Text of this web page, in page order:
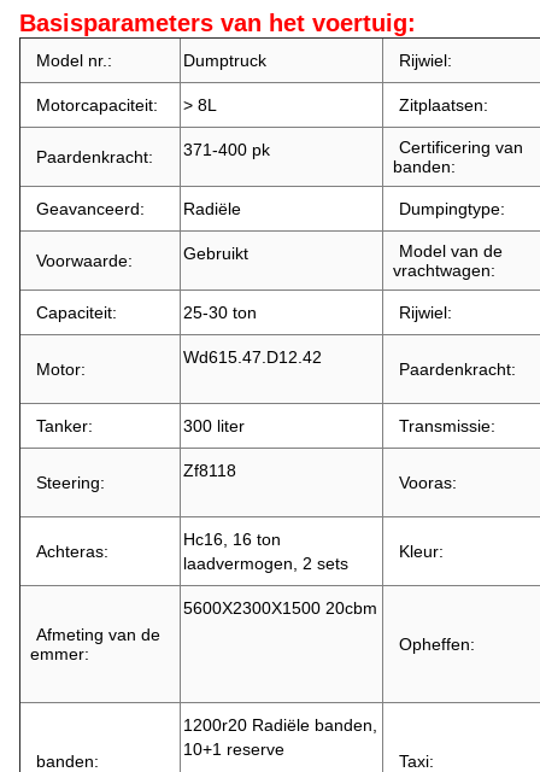
Basisparameters van het voertuig:
Model nr.: Dumptruck Rijwiel:
Motorcapaciteit: > 8L Zitplaatsen:
Paardenkracht: 371-400 pk
Certificering van
banden:
Geavanceerd: Radiële Dumpingtype:
Voorwaarde: Gebruikt
Model van de
vrachtwagen:
Capaciteit: 25-30 ton Rijwiel:
Motor:
Wd615.47.D12.42
Paardenkracht:
Tanker: 300 liter Transmissie:
Steering:
Zf8118
Vooras:
Achteras:
Hc16, 16 ton
laadvermogen, 2 sets
Kleur:
Afmeting van de
emmer:
5600X2300X1500 20cbm
Opheffen:
banden:
1200r20 Radiële banden,
10+1 reserve
Taxi: